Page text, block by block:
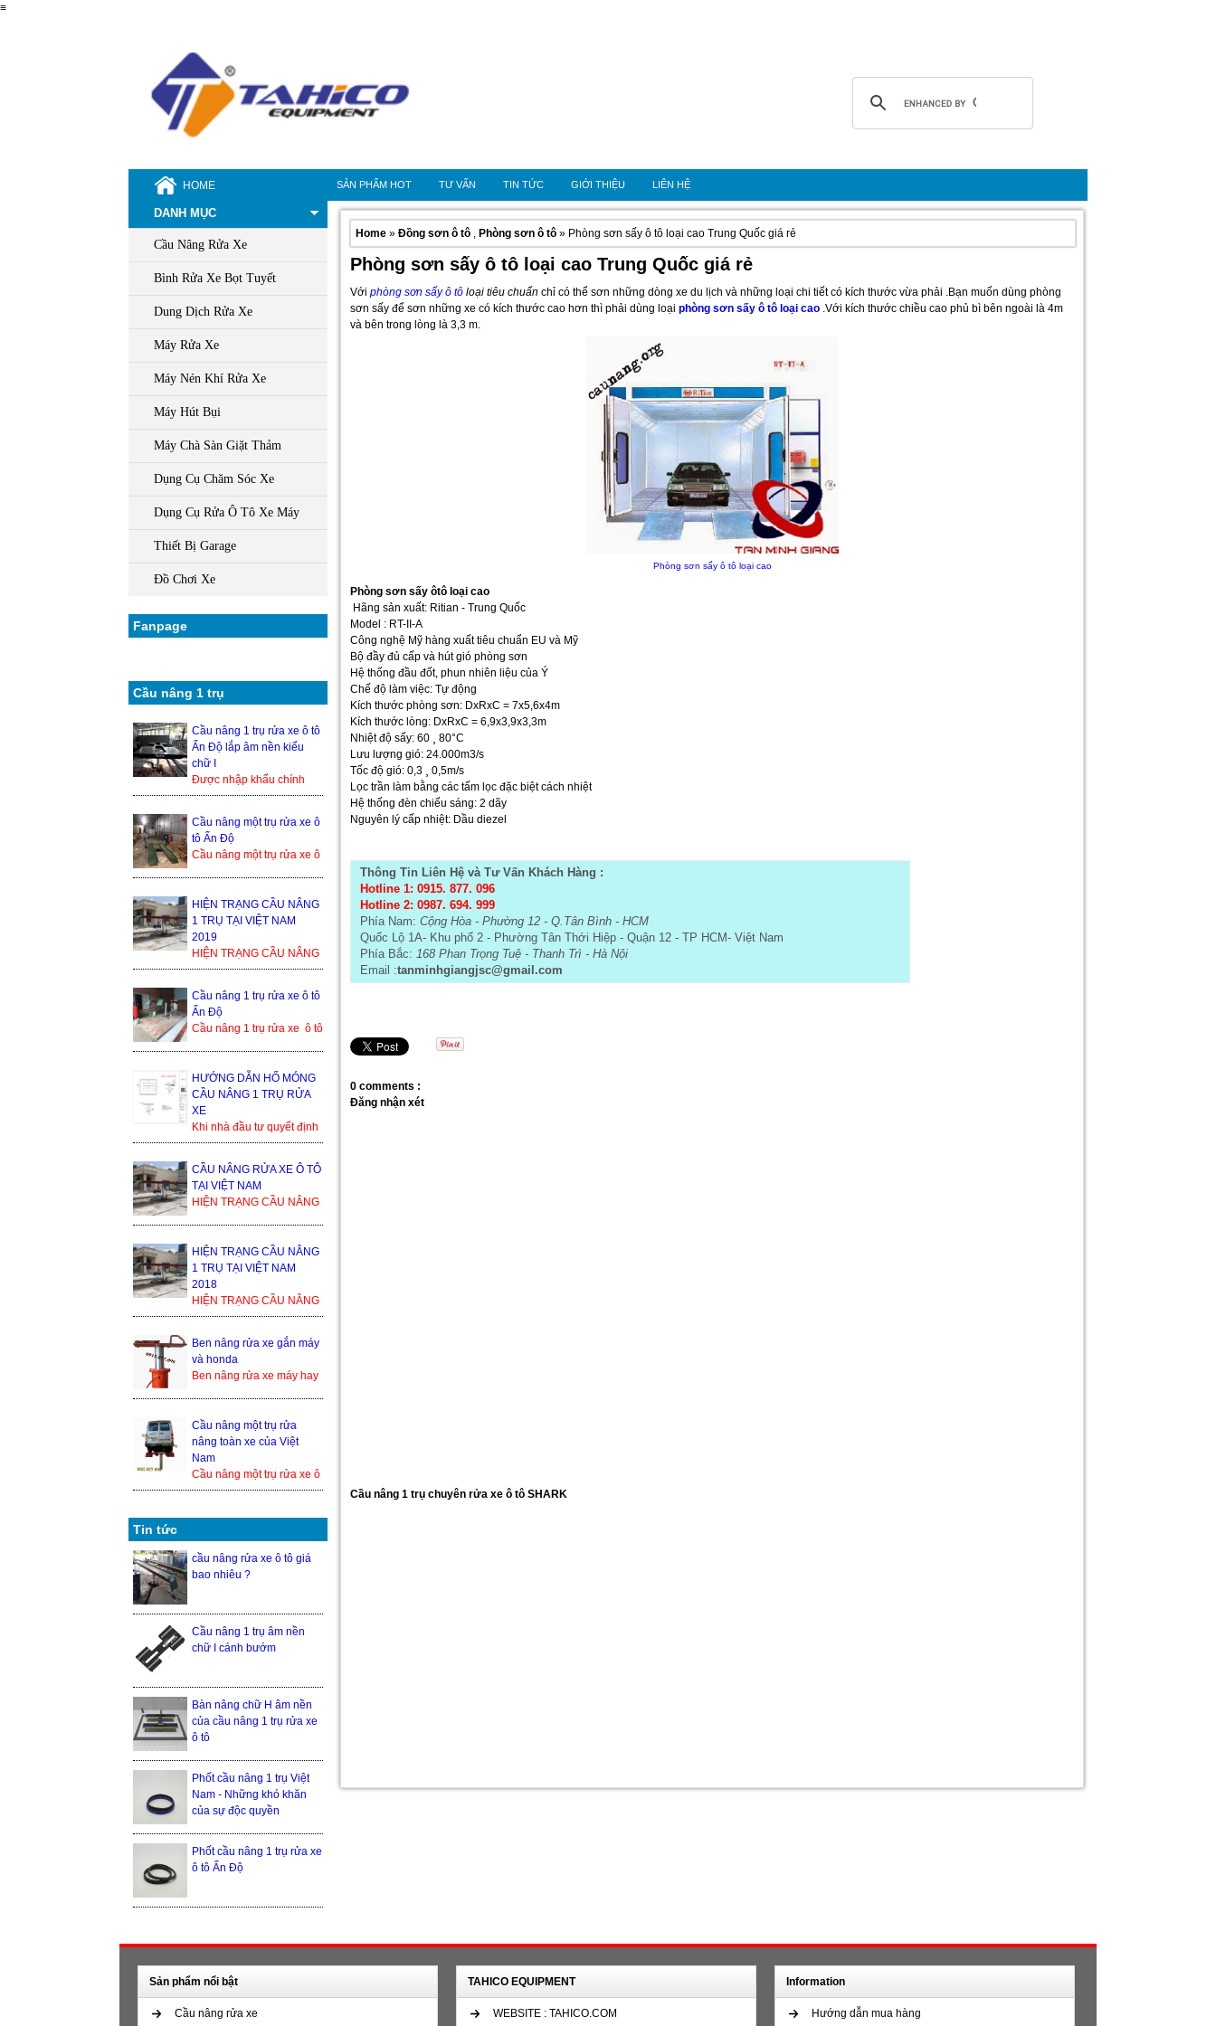
≡
HOME SẢN PHẨM HOT TƯ VẤN TIN TỨC GIỚI THIỆU LIÊN HỆ
DANH MỤC
Cầu Nâng Rửa Xe
Bình Rửa Xe Bọt Tuyết
Dung Dịch Rửa Xe
Máy Rửa Xe
Máy Nén Khí Rửa Xe
Máy Hút Bụi
Máy Chà Sàn Giặt Thảm
Dụng Cụ Chăm Sóc Xe
Dụng Cụ Rửa Ô Tô Xe Máy
Thiết Bị Garage
Đồ Chơi Xe
Fanpage
Cầu nâng 1 trụ
Cầu nâng 1 trụ rửa xe ô tô
Ấn Độ lắp âm nền kiểu
chữ I
Được nhập khẩu chính
hãng từ Ấn Độ, nên độ
nâng 1 trụ rửa xe ô ...
Cầu nâng một trụ rửa xe ô
tô Ấn Độ
Cầu nâng một trụ rửa xe ô
trong thị trường ...
HIỆN TRẠNG CẦU NÂNG
1 TRỤ TẠI VIỆT NAM
2019
HIỆN TRẠNG CẦU NÂNG
1 TRỤ TẠI VIỆT NAM
nâng xe ô tô, cầu nâng xe
1 trụ...
Cầu nâng 1 trụ rửa xe ô tô
Ấn Độ
Cầu nâng 1 trụ rửa xe ô tô
kiện sản xuất tạ...
HƯỚNG DẪN HỐ MÓNG
CẦU NÂNG 1 TRỤ RỬA
XE
Khi nhà đầu tư quyết định
lắp đặt cầu nâng 1 trụ, thì
bình thường họ sẽ nhận
được yêu cầu từ đơn ...
CẦU NÂNG RỬA XE Ô TÔ
TẠI VIỆT NAM
HIỆN TRẠNG CẦU NÂNG
nâng xe ô tô, cầu nâng xe
1 tr...
HIỆN TRẠNG CẦU NÂNG
1 TRỤ TẠI VIỆT NAM
2018
HIỆN TRẠNG CẦU NÂNG
1 TRỤ TẠI VIỆT NAM
2018 Trong thế giới cầu
nâng xe ô tô, cầu nâng xe
1 trụ ...
Ben nâng rửa xe gắn máy
và honda
Ben nâng rửa xe máy hay
thiết bị nâng hạ xe máy
đượ...
Cầu nâng một trụ rửa
nâng toàn xe của Việt
Nam
Cầu nâng một trụ rửa xe ô
tô nâng toàn xe của Việt
Tin tức
cầu nâng rửa xe ô tô giá
bao nhiêu ?
Cầu nâng 1 trụ âm nền
chữ I cánh bướm
Bàn nâng chữ H âm nền
của cầu nâng 1 trụ rửa xe
ô tô
Phốt cầu nâng 1 trụ Việt
Nam - Những khó khăn
của sự độc quyền
Phốt cầu nâng 1 trụ rửa xe
ô tô Ấn Độ
Home » Đồng sơn ô tô , Phòng sơn ô tô » Phòng sơn sấy ô tô loại cao Trung Quốc giá rẻ
Phòng sơn sấy ô tô loại cao Trung Quốc giá rẻ
Với phòng sơn sấy ô tô loại tiêu chuẩn chỉ có thể sơn những dòng xe du lịch và những loại chi tiết có kích thước vừa phải .Bạn muốn dùng phòng
sơn sấy để sơn những xe có kích thước cao hơn thì phải dùng loại phòng sơn sấy ô tô loại cao .Với kích thước chiều cao phủ bì bên ngoài là 4m
và bên trong lòng là 3,3 m.
Phòng sơn sấy ô tô loại cao
Phòng sơn sấy ôtô loại cao
Hãng sản xuất: Ritian - Trung Quốc
Model : RT-II-A
Công nghệ Mỹ hàng xuất tiêu chuẩn EU và Mỹ
Bộ đầy đủ cấp và hút gió phòng sơn
Hệ thống đầu đốt, phun nhiên liệu của Ý
Chế độ làm việc: Tự động
Kích thước phòng sơn: DxRxC = 7x5,6x4m
Kích thước lòng: DxRxC = 6,9x3,9x3,3m
Nhiệt độ sấy: 60 ¸ 80°C
Lưu lượng gió: 24.000m3/s
Tốc độ gió: 0,3 ¸ 0,5m/s
Lọc trần làm bằng các tấm lọc đặc biệt cách nhiệt
Hệ thống đèn chiếu sáng: 2 dãy
Nguyên lý cấp nhiệt: Dầu diezel
Thông Tin Liên Hệ và Tư Vấn Khách Hàng :
Hotline 1: 0915. 877. 096
Hotline 2: 0987. 694. 999
Phía Nam: Cộng Hòa - Phường 12 - Q.Tân Bình - HCM
Quốc Lộ 1A- Khu phố 2 - Phường Tân Thới Hiệp - Quận 12 - TP HCM- Việt Nam
Phía Bắc: 168 Phan Trọng Tuệ - Thanh Trì - Hà Nội
Email :tanminhgiangjsc@gmail.com
0 comments :
Đăng nhận xét
Cầu nâng 1 trụ chuyên rửa xe ô tô SHARK
Sản phẩm nổi bật
Cầu nâng rửa xe
TAHICO EQUIPMENT
WEBSITE : TAHICO.COM
Information
Hướng dẫn mua hàng